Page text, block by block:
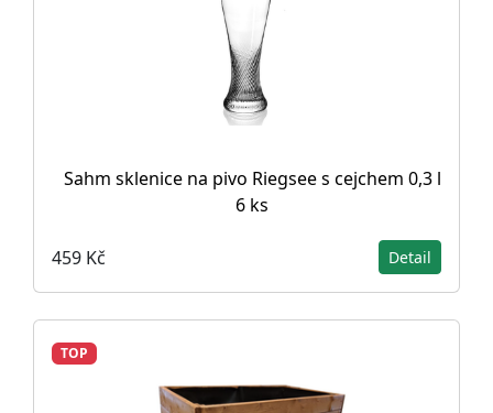
Sahm sklenice na pivo Riegsee s cejchem 0,3 l
6 ks
459 Kč Detail
TOP